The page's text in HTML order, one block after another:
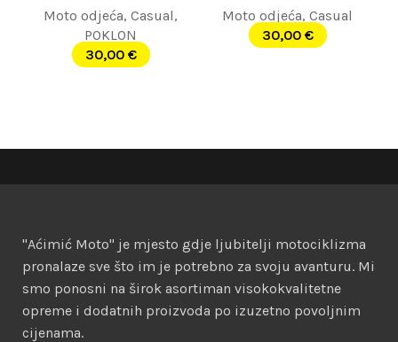
Moto odjeća, Casual,
POKLON
30,00 €
Moto odjeća, Casual
30,00 €
"Aćimić Moto" je mjesto gdje ljubitelji motociklizma
pronalaze sve što im je potrebno za svoju avanturu. Mi
smo ponosni na širok asortiman visokokvalitetne
opreme i dodatnih proizvoda po izuzetno povoljnim
cijenama.